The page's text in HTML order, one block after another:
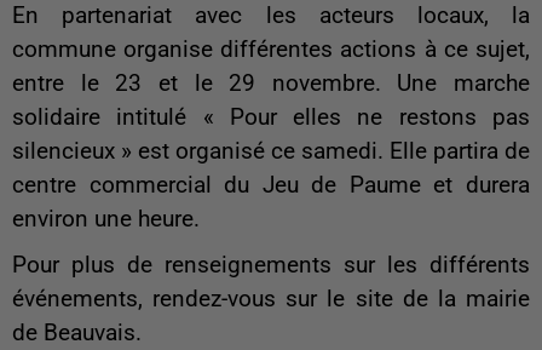
En partenariat avec les acteurs locaux, la
commune organise différentes actions à ce sujet,
entre le 23 et le 29 novembre. Une marche
solidaire intitulé « Pour elles ne restons pas
silencieux » est organisé ce samedi. Elle partira de
centre commercial du Jeu de Paume et durera
environ une heure.
Pour plus de renseignements sur les différents
événements, rendez-vous sur le site de la mairie
de Beauvais.